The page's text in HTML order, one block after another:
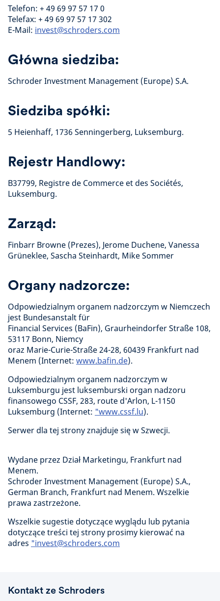
Telefon: + 49 69 97 57 17 0
Telefax: + 49 69 97 57 17 302
E-Mail: invest@schroders.com
Główna siedziba:
Schroder Investment Management (Europe) S.A.
Siedziba spółki:
5 Heienhaff, 1736 Senningerberg, Luksemburg.
Rejestr Handlowy:
B37799, Registre de Commerce et des Sociétés,
Luksemburg.
Zarząd:
Finbarr Browne (Prezes), Jerome Duchene, Vanessa
Grüneklee, Sascha Steinhardt, Mike Sommer
Organy nadzorcze:
Odpowiedzialnym organem nadzorczym w Niemczech
jest Bundesanstalt für
Financial Services (BaFin), Graurheindorfer Straße 108,
53117 Bonn, Niemcy
oraz Marie-Curie-Straße 24-28, 60439 Frankfurt nad
Menem (Internet: www.bafin.de).
Odpowiedzialnym organem nadzorczym w
Luksemburgu jest luksemburski organ nadzoru
finansowego CSSF, 283, route d'Arlon, L-1150
Luksemburg (Internet: "www.cssf.lu).
Serwer dla tej strony znajduje się w Szwecji.
Wydane przez Dział Marketingu, Frankfurt nad
Menem.
Schroder Investment Management (Europe) S.A.,
German Branch, Frankfurt nad Menem. Wszelkie
prawa zastrzeżone.
Wszelkie sugestie dotyczące wyglądu lub pytania
dotyczące treści tej strony prosimy kierować na
adres "invest@schroders.com
Kontakt ze Schroders